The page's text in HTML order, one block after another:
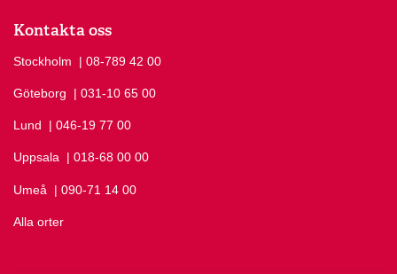
Kontakta oss
Stockholm Ring Stockholm på
| 08-789 42 00
Göteborg Ring Göteborg på
| 031-10 65 00
Lund Ring Lund på
| 046-19 77 00
Uppsala Ring Uppsala på
| 018-68 00 00
Umeå Ring Umeå på
| 090-71 14 00
Alla orter